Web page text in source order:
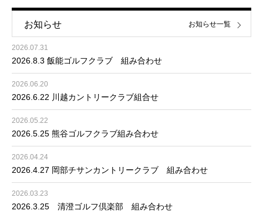
お知らせ
2026.07.31
2026.8.3 飯能ゴルフクラブ 組み合わせ
2026.06.20
2026.6.22 川越カントリークラブ組合せ
2026.05.22
2026.5.25 熊谷ゴルフクラブ組み合わせ
2026.04.24
2026.4.27 岡部チサンカントリークラブ 組み合わせ
2026.03.23
2026.3.25 清澄ゴルフ倶楽部 組み合わせ
お知らせ一覧